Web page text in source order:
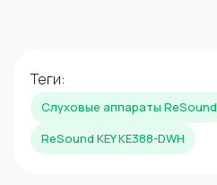
Теги:
Слуховые аппараты ReSound
ReSound KEY KE388-DWH